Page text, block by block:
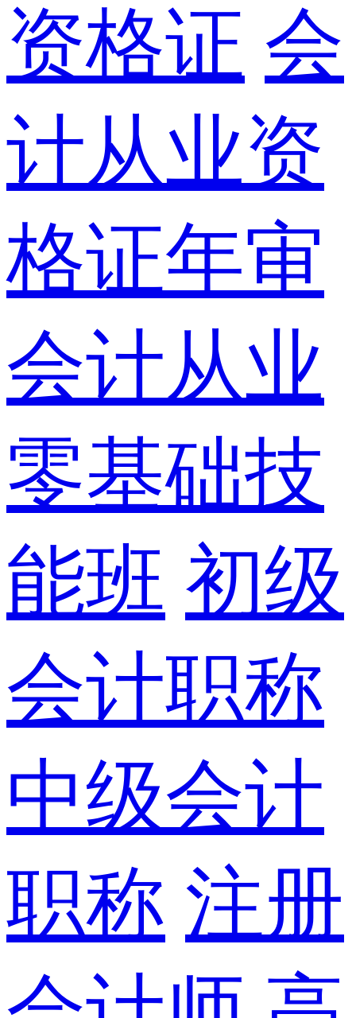
资格证 会
计从业资
格证年审
会计从业
零基础技
能班 初级
会计职称
中级会计
职称 注册